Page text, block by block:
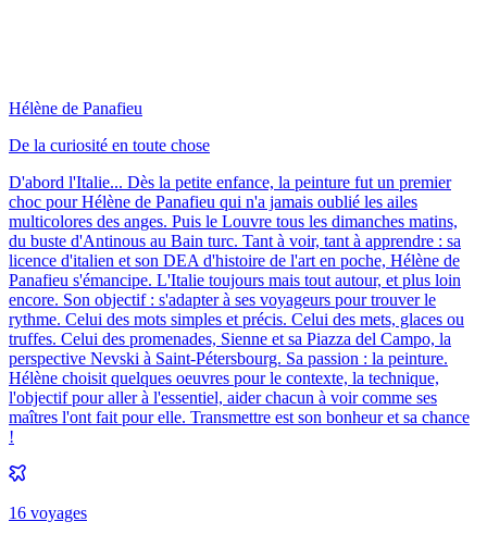
Hélène de Panafieu
De la curiosité en toute chose
D'abord l'Italie... Dès la petite enfance, la peinture fut un premier
choc pour Hélène de Panafieu qui n'a jamais oublié les ailes
multicolores des anges. Puis le Louvre tous les dimanches matins,
du buste d'Antinous au Bain turc. Tant à voir, tant à apprendre : sa
licence d'italien et son DEA d'histoire de l'art en poche, Hélène de
Panafieu s'émancipe. L'Italie toujours mais tout autour, et plus loin
encore. Son objectif : s'adapter à ses voyageurs pour trouver le
rythme. Celui des mots simples et précis. Celui des mets, glaces ou
truffes. Celui des promenades, Sienne et sa Piazza del Campo, la
perspective Nevski à Saint-Pétersbourg. Sa passion : la peinture.
Hélène choisit quelques oeuvres pour le contexte, la technique,
l'objectif pour aller à l'essentiel, aider chacun à voir comme ses
maîtres l'ont fait pour elle. Transmettre est son bonheur et sa chance
!
16 voyages